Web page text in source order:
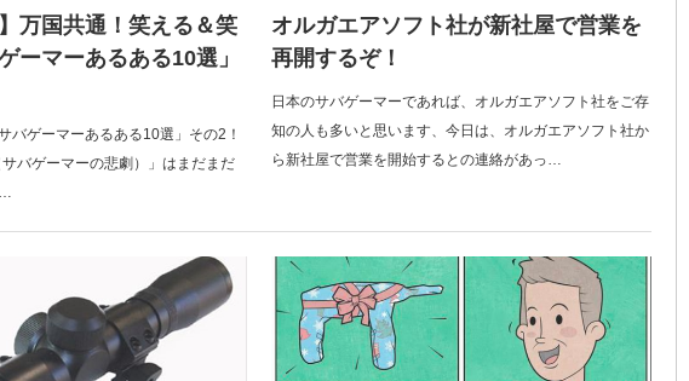
万国共通！笑える＆笑
ーマーあるある10選」
バゲーマーあるある10選」その2！
サバゲーマーの悲劇）」はまだまだ
オルガエアソフト社が新社屋で営業を
再開するぞ！
日本のサバゲーマーであれば、オルガエアソフト社をご存
知の人も多いと思います、今日は、オルガエアソフト社か
ら新社屋で営業を開始するとの連絡があっ…